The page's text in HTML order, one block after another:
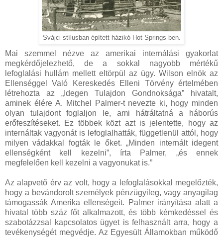
Svájci stílusban épített házikó Hot Springs-ben.
Mai szemmel nézve az amerikai internálási gyakorlat
megkérdőjelezhető, de a sokkal nagyobb mértékű
lefoglalási hullám mellett eltörpül az ügy. Wilson elnök az
Ellenséggel Való Kereskedés Elleni Törvény értelmében
létrehozta az „Idegen Tulajdon Gondnoksága” hivatalt,
aminek élére A. Mitchel Palmer-t nevezte ki, hogy minden
olyan tulajdont foglaljon le, ami hátráltatná a háborús
erőfeszítéseket. Ez többek közt azt is jelentette, hogy az
internáltak vagyonát is lefoglalhatták, függetlenül attól, hogy
milyen vádakkal fogták le őket. „Minden internált idegent
ellenségként kell kezelni”, írta Palmer, „és ennek
megfelelően kell kezelni a vagyonukat is.”
Az alapvető érv az volt, hogy a lefoglalásokkal megelőzték,
hogy a bevándorolt személyek pénzügyileg, vagy anyagilag
támogassák Amerika ellenségeit. Palmer irányítása alatt a
hivatal több száz főt alkalmazott, és több kémkedéssel és
szabotázzsal kapcsolatos ügyet is felhasznált arra, hogy a
tevékenységét megvédje. Az Egyesült Államokban működő